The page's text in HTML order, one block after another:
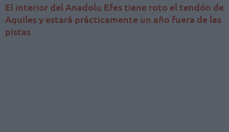
El interior del Anadolu Efes tiene roto el tendón de
Aquiles y estará prácticamente un año fuera de las
pistas